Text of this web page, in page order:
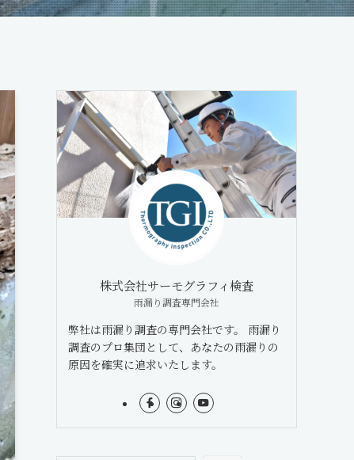
株式会社サーモグラフィ検査
雨漏り調査専門会社
弊社は雨漏り調査の専門会社です。 雨漏り
調査のプロ集団として、あなたの雨漏りの
原因を確実に追求いたします。